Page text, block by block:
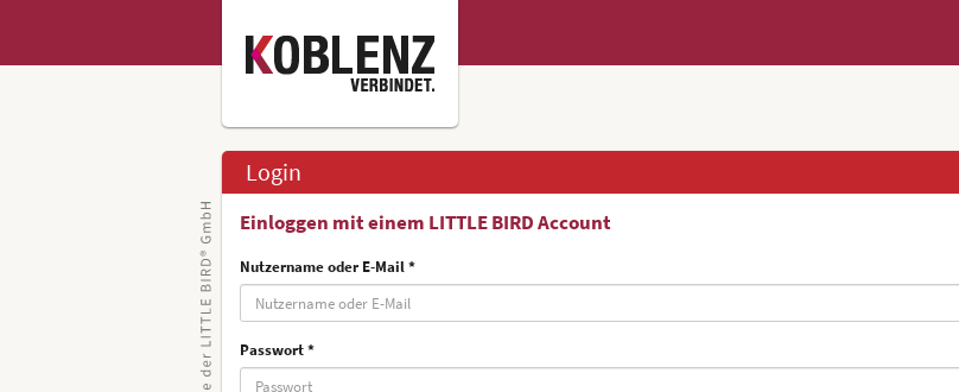
Login
Einloggen mit einem LITTLE BIRD Account
Nutzername oder E-Mail *
Passwort *